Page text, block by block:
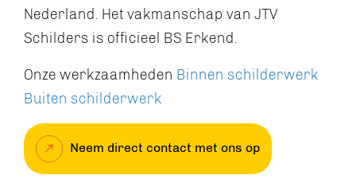
Nederland. Het vakmanschap van JTV
Schilders is officieel BS Erkend.
Onze werkzaamheden Binnen schilderwerk
Buiten schilderwerk
Neem direct contact met ons op